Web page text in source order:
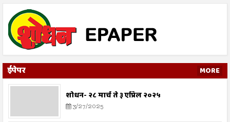
ईपेपर MORE
शोधन- २८ मार्च ते ३ एप्रिल २०२५
3/27/2025